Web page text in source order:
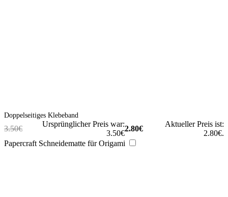
Doppelseitiges Klebeband
3.50€
Ursprünglicher Preis war:
3.50€
2.80€
Aktueller Preis ist:
2.80€.
Papercraft Schneidematte für Origami